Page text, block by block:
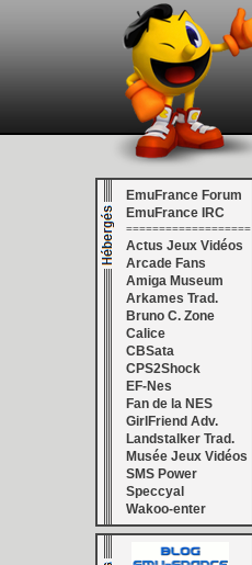
EmuFrance Forum
EmuFrance IRC
===================
Actus Jeux Vidéos
Arcade Fans
Amiga Museum
Arkames Trad.
Bruno C. Zone
Calice
CBSata
CPS2Shock
EF-Nes
Fan de la NES
GirlFriend Adv.
Landstalker Trad.
Musée Jeux Vidéos
SMS Power
Speccyal
Wakoo-enter